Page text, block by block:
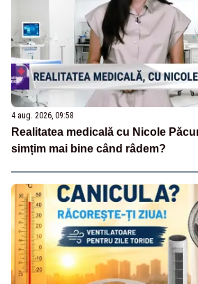
4 aug. 2026, 09:58
Realitatea medicală cu Nicole
simțim mai bine când râdem?